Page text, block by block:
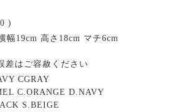
)
幅19cm 高さ18cm マチ6cm
差はご容赦ください
CGRAY
C.ORANGE D.NAVY
S.BEIGE